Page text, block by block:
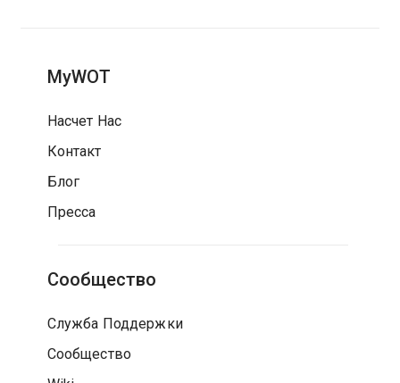
MyWOT
Насчет Нас
Контакт
Блог
Пресса
Сообщество
Служба Поддержки
Сообщество